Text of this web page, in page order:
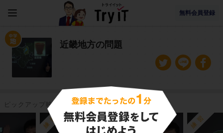
無料会員登録
近畿地方の問題
ピックアップ映像授業
練習 練習